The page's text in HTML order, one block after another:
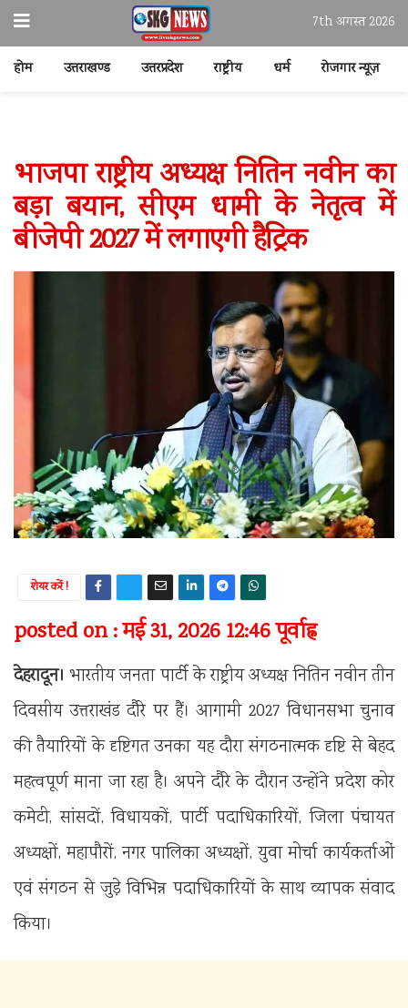
7th अगस्त 2026
होम उत्तराखण्ड उत्तरप्रदेश राष्ट्रीय धर्म रोजगार न्यूज़
भाजपा राष्ट्रीय अध्यक्ष नितिन नवीन का
बड़ा बयान, सीएम धामी के नेतृत्व में
बीजेपी 2027 में लगाएगी हैट्रिक
शेयर करें !
posted on : मई 31, 2026 12:46 पूर्वाह्न
देहरादून। भारतीय जनता पार्टी के राष्ट्रीय अध्यक्ष नितिन नवीन तीन
दिवसीय उत्तराखंड दौरे पर हैं। आगामी 2027 विधानसभा चुनाव
की तैयारियों के दृष्टिगत उनका यह दौरा संगठनात्मक दृष्टि से बेहद
महत्वपूर्ण माना जा रहा है। अपने दौरे के दौरान उन्होंने प्रदेश कोर
कमेटी, सांसदों, विधायकों, पार्टी पदाधिकारियों, जिला पंचायत
अध्यक्षों, महापौरों, नगर पालिका अध्यक्षों, युवा मोर्चा कार्यकर्ताओं
एवं संगठन से जुड़े विभिन्न पदाधिकारियों के साथ व्यापक संवाद
किया।